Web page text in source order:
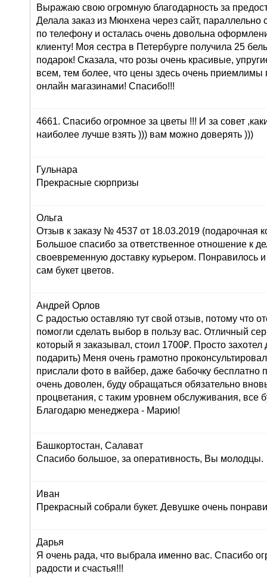
Выражаю свою огромную благодарность за
Делала заказ из Мюнхена через сайт, параллельно
по телефону и осталась очень довольна
клиенту! Моя сестра в Петербурге получила 25
подарок! Сказала, что розы очень красивые,
всем, тем более, что цены здесь очень приемлимы
онлайн магазинами! Спасибо!!!
4661. Спасибо огромное за цветы !!! И за совет
наиболее лучше взять ))) вам можно доверять )))
Гульнара
Прекрасные сюрпризы
Ольга
Отзыв к заказу № 4537 от 18.03.2019 (подарочная
Большое спасибо за ответственное отношение к
своевременную доставку курьером. Понравилось
сам букет цветов.
Андрей Орлов
С радостью оставляю тут свой отзыв, потому что
помогли сделать выбор в пользу вас. Отличный
который я заказывал, стоил 1700₽. Просто
подарить) Меня очень грамотно
прислали фото в вайбер, даже бабочку бесплатно
очень доволен, буду обращаться обязательно
процветания, с таким уровнем обслуживания, все
Благодарю менеджера - Марию!
Башкортостан, Салават
Спасибо большое, за оперативность, Вы молодцы.
Иван
Прекрасный собрали букет. Девушке очень
Дарья
Я очень рада, что выбрала именно вас. Спасибо
радости и счастья!!!